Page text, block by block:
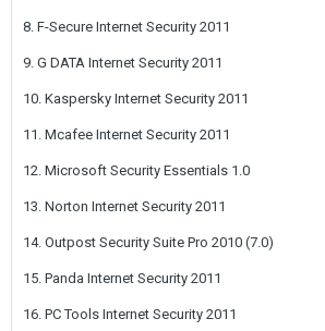
8. F-Secure Internet Security 2011
9. G DATA Internet Security 2011
10. Kaspersky Internet Security 2011
11. Mcafee Internet Security 2011
12. Microsoft Security Essentials 1.0
13. Norton Internet Security 2011
14. Outpost Security Suite Pro 2010 (7.0)
15. Panda Internet Security 2011
16. PC Tools Internet Security 2011